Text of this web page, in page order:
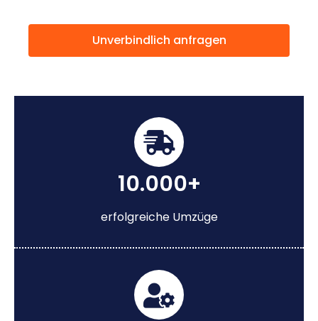
Unverbindlich anfragen
10.000+
erfolgreiche Umzüge